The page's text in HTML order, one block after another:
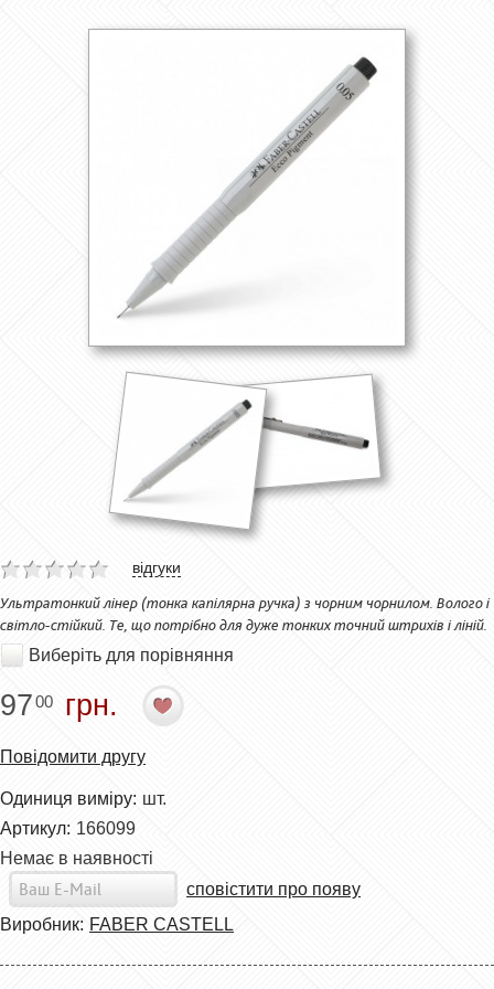
відгуки
Ультратонкий лінер (тонка капілярна ручка) з чорним чорнилом. Волого і
світло-стійкий. Те, що потрібно для дуже тонких точний штрихів і ліній.
Виберіть для порівняння
9700 грн.
Повідомити другу
Одиниця виміру: шт.
Артикул: 166099
Немає в наявності
сповістити про появу
Виробник: FABER CASTELL